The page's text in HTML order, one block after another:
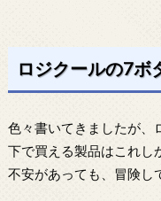
ロジクールの7ボ
色々書いてきましたが、
下で買える製品はこれし
不安があっても、冒険し